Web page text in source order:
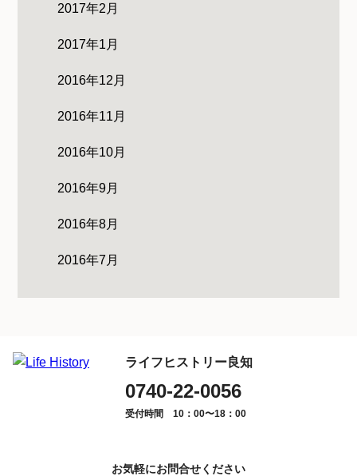
2017年2月
2017年1月
2016年12月
2016年11月
2016年10月
2016年9月
2016年8月
2016年7月
ライフヒストリー良知
0740-22-0056
受付時間 10：00〜18：00
お気軽にお問合せください